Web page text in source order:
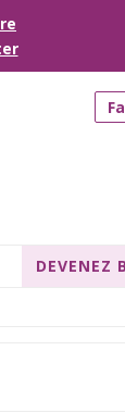
DEVENEZ